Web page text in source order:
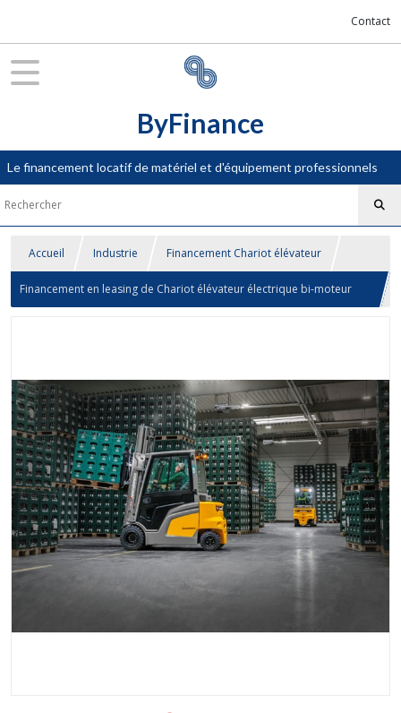
Contact
ByFinance
Le financement locatif de matériel et d'équipement professionnels
Accueil Industrie Financement Chariot élévateur
Financement en leasing de Chariot élévateur électrique bi-moteur